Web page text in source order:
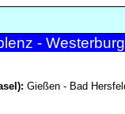
-
Gießen - Bad